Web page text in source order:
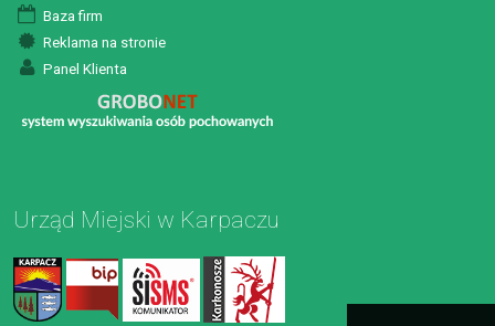
Baza firm
Reklama na stronie
Panel Klienta
Urząd Miejski w Karpaczu